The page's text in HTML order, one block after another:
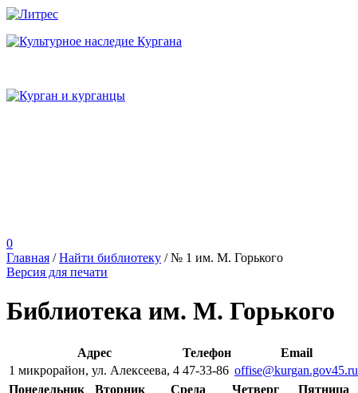
0
Главная /Найти библиотеку /№ 1 им. М. Горького
Версия для печати
Библиотека им. М. Горького
Адрес Телефон
Email
1 микрорайон, ул. Алексеева, 4 47-33-86 offise@kurgan.gov45.ru
Понедельник
Вторник Среда Четверг Пятница